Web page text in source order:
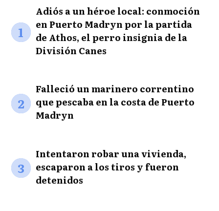
1
Adiós a un héroe local: conmoción
en Puerto Madryn por la partida
de Athos, el perro insignia de la
División Canes
2
Falleció un marinero correntino
que pescaba en la costa de Puerto
Madryn
3
Intentaron robar una vivienda,
escaparon a los tiros y fueron
detenidos